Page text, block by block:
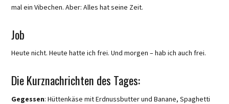
mal ein Vibechen. Aber: Alles hat seine Zeit.
Job
Heute nicht. Heute hatte ich frei. Und morgen – hab ich auch frei.
Die Kurznachrichten des Tages:
Gegessen: Hüttenkäse mit Erdnussbutter und Banane, Spaghetti